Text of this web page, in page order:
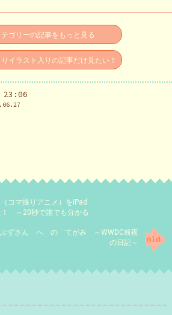
ゴリーの記事をもっと見る
イラスト入りの記事だけ見たい！
23:06
コマ撮りアニメ）をiPad
！ ～20秒で誰でも分かる
ぶずさん へ の てがみ ～WWDC前夜
の日記～